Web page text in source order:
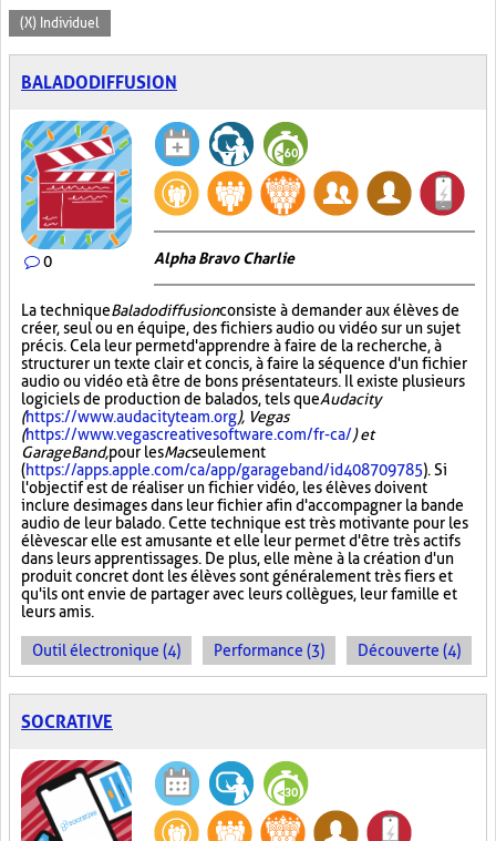
(X) Individuel
BALADODIFFUSION
0 Alpha Bravo Charlie
La techniqueBaladodiffusionconsiste à demander aux élèves de
créer, seul ou en équipe, des fichiers audio ou vidéo sur un sujet
précis. Cela leur permet d'apprendre à faire de la recherche, à
structurer un texte clair et concis, à faire la séquence d'un fichier
audio ou vidéo et à être de bons présentateurs. Il existe plusieurs
logiciels de production de balados, tels queAudacity
(https://www.audacityteam.org), Vegas
(https://www.vegascreativesoftware.com/fr-ca/) et
GarageBand,pour lesMacseulement
(https://apps.apple.com/ca/app/garageband/id408709785). Si
l'objectif est de réaliser un fichier vidéo, les élèves doivent
inclure des images dans leur fichier afin d'accompagner la bande
audio de leur balado. Cette technique est très motivante pour les
élèves car elle est amusante et elle leur permet d'être très actifs
dans leurs apprentissages. De plus, elle mène à la création d'un
produit concret dont les élèves sont généralement très fiers et
qu'ils ont envie de partager avec leurs collègues, leur famille et
leurs amis.
Outil électronique (4) Performance (3) Découverte (4)
SOCRATIVE